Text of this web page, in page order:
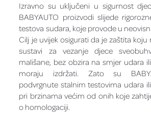
Izravno su uključeni u sigurnost
BABYAUTO proizvodi slijede
testova sudara, koje provode u
Cilj je uvijek osigurati da je zaštita koju
sustavi za vezanje djece
mališane, bez obzira na smjer udara
moraju izdržati. Zato su
podvrgnute stalnim testovima udara
pri brzinama većim od onih koje
o homologaciji.